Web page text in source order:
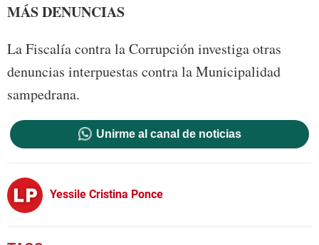
MÁS DENUNCIAS
La Fiscalía contra la Corrupción investiga otras
denuncias interpuestas contra la Municipalidad
sampedrana.
Unirme al canal de noticias
Yessile Cristina Ponce